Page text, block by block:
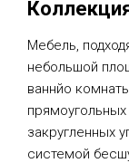
Мебель,
небольшой
ваннйо
закругленных
системой